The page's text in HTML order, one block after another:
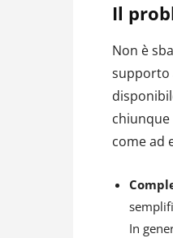
Il
Non è
supporto
come ad
In